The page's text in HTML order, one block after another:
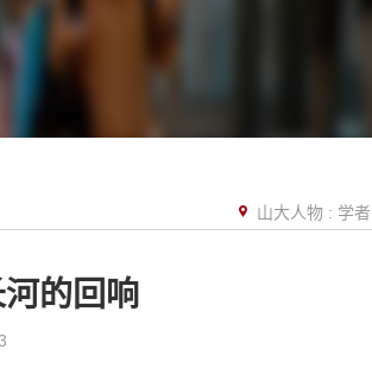
山大人物 : 学者
的回响